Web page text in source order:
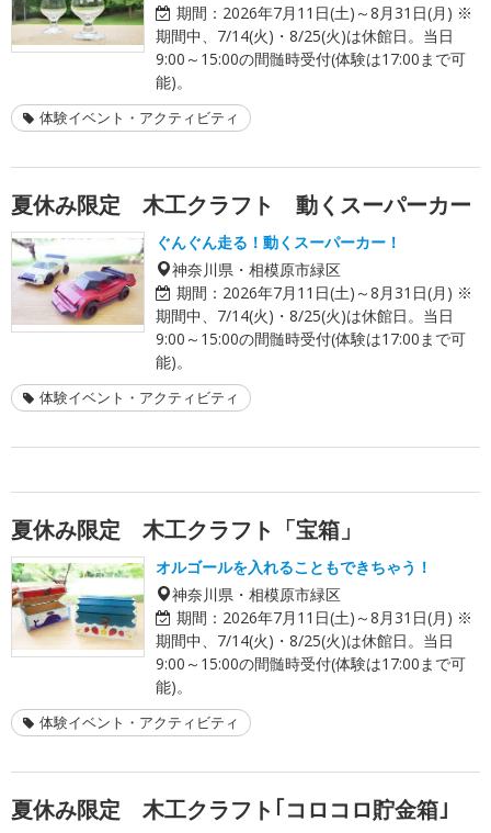
期間： 2026年7月11日(土)～8月31日(月) ※
期間中、7/14(火)・8/25(火)は休館日。当日
9:00～15:00の間髄時受付(体験は17:00まで可
能)。
体験イベント・アクティビティ
夏休み限定 木工クラフト 動くスーパーカー
ぐんぐん走る！動くスーパーカー！
神奈川県・相模原市緑区
期間： 2026年7月11日(土)～8月31日(月) ※
期間中、7/14(火)・8/25(火)は休館日。当日
9:00～15:00の間髄時受付(体験は17:00まで可
能)。
体験イベント・アクティビティ
夏休み限定 木工クラフト「宝箱」
オルゴールを入れることもできちゃう！
神奈川県・相模原市緑区
期間： 2026年7月11日(土)～8月31日(月) ※
期間中、7/14(火)・8/25(火)は休館日。当日
9:00～15:00の間髄時受付(体験は17:00まで可
能)。
体験イベント・アクティビティ
夏休み限定 木工クラフト｢コロコロ貯金箱｣